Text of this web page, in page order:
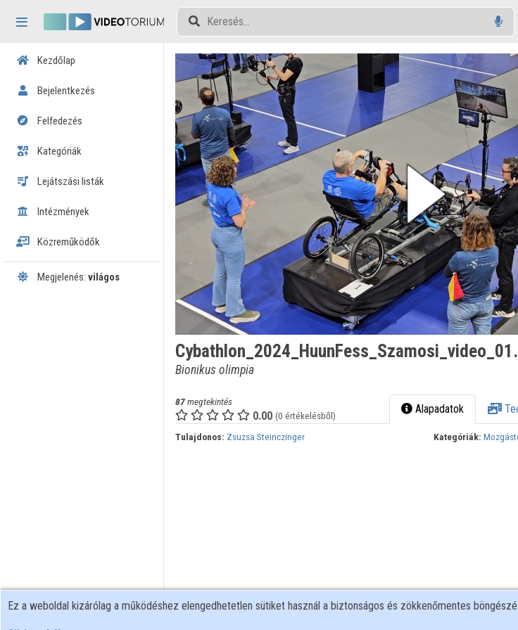
Tartalom kihagyása
Kezdőlap
Bejelentkezés
Felfedezés
Kategóriák
Lejátszási listák
Intézmények
Közreműködők
Megjelenés: világos
Bionikus olimpia
87megtekintés
0.00 (0 értékelésből) Alapadatok
Tulajdonos: Zsuzsa Steinczinger Kategóriák:
Ez a weboldal kizárólag a működéshez elengedhetetlen sütiket használ a biztonságos és zökkenőmentes